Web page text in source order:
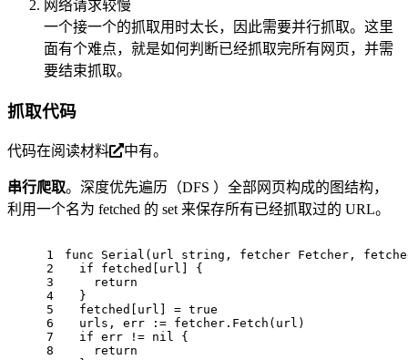
网络请求较慢
一个接一个的抓取用时太长，因此需要并行抓取。这里
面有个难点，就是如何判断已经抓取完所有网页，并需
要结束抓取。
抓取代码
代码在阅读材料 中有。
串行爬取。深度优先遍历（DFS ）全部网页构成的图结构，
利用一个名为 fetched 的 set 来保存所有已经抓取过的 URL。
1
2
3
4
5
6
7
8
func Serial (url string , fetcher Fetcher,
if fetched[url] {
return
  }
  fetched[url] =
true
  urls, err := fetcher.Fetch(url)
if err != nil {
return